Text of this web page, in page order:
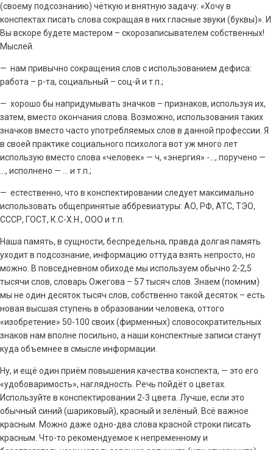
(своему подсознанию) чёткую и внятную задачу: «Хочу в
конспектах писать слова сокращая в них гласные звуки (буквы)». И
Вы вскоре будете мастером – скорозаписывателем собственных!
Мыслей.
— нам привычно сокращения слов с использованием дефиса:
работа – р-та, социальный – соц-й и т.п.;
— хорошо бы напридумывать значков – признаков, используя их,
затем, вместо окончания слова. Возможно, использования таких
значков вместо часто употребляемых слов в данной профессии. Я
в своей практике социального психолога вот уж много лет
использую вместо слова «человек» — ч, «энергия» -…, поручено —
…, исполнено — … и т.п.;
— естественно, что в конспектировании следует максимально
использовать общепринятые аббревиатуры: АО, РФ, АТС, ТЭО,
СССР, ГОСТ, К.С-Х.Н., ООО и т.п.
Наша память, в сущности, беспредельна, правда долгая память
уходит в подсознание, информацию оттуда взять непросто, но
можно. В повседневном обиходе мы используем обычно 2-2,5
тысячи слов, словарь Ожегова – 57 тысяч слов. Знаем (помним)
мы не один десяток тысяч слов, собственно такой десяток – есть
новая высшая ступень в образовании человека, оттого
«изобретение» 50-100 своих (фирменных) словосократительных
знаков нам вполне посильно, а наши конспектные записи станут
куда объемнее в смысле информации.
Ну, и ещё один приём повышения качества конспекта, — это его
«удобоваримость», наглядность. Речь пойдёт о цветах.
Используйте в конспектировании 2-3 цвета. Лучше, если это
обычный синий (шариковый), красный и зелёный. Всё важное
красным. Можно даже одно-два слова красной строки писать
красным. Что-то рекомендуемое к непременному и